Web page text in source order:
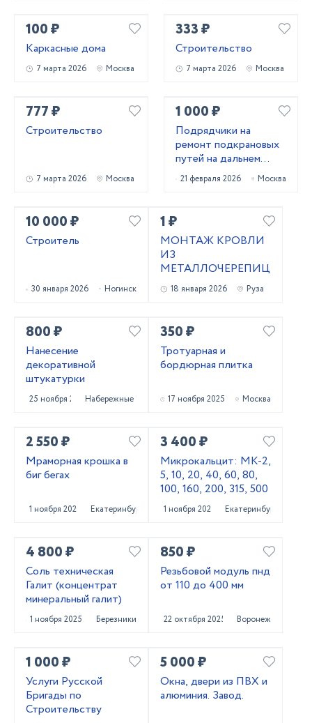
100 ₽
Каркасные дома
7 марта 2026 Москва
333 ₽
Строительство
7 марта 2026 Москва
777 ₽
Строительство
7 марта 2026 Москва
1 000 ₽
Подрядчики на
ремонт подкрановых
путей на дальнем
востоке
21 февраля 2026 Москва
10 000 ₽
Строитель
30 января 2026 Ногинск
1 ₽
МОНТАЖ КРОВЛИ
ИЗ
МЕТАЛЛОЧЕРЕПИЦЫ
18 января 2026 Руза
800 ₽
Нанесение
декоративной
штукатурки
25 ноября 2025Набережные Челны
350 ₽
Тротуарная и
бордюрная плитка
17 ноября 2025 Москва
2 550 ₽
Мраморная крошка в
биг бегах
1 ноября 2025 Екатеринбург
3 400 ₽
Микрокальцит: МК-2,
5, 10, 20, 40, 60, 80,
100, 160, 200, 315, 500
1 ноября 2025 Екатеринбург
4 800 ₽
Соль техническая
Галит (концентрат
минеральный галит)
1 ноября 2025 Березники
850 ₽
Резьбовой модуль пнд
от 110 до 400 мм
22 октября 2025 Воронеж
1 000 ₽
Услуги Русской
Бригады по
Строительству
5 000 ₽
Окна, двери из ПВХ и
алюминия. Завод.